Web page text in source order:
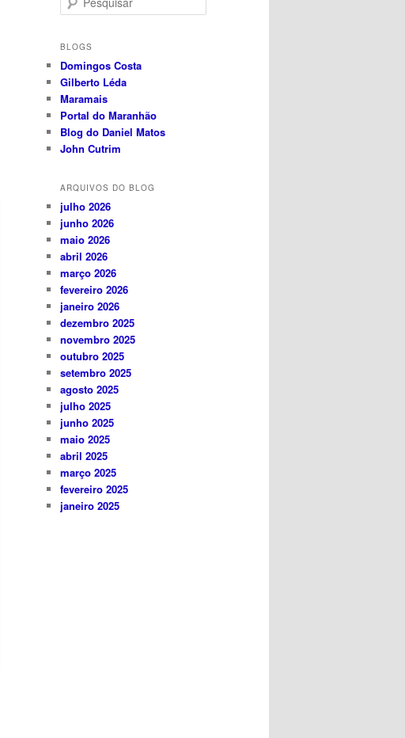
e
q
i
s
a
r
BLOGS
Domingos Costa
Gilberto Léda
Maramais
Portal do Maranhão
Blog do Daniel Matos
John Cutrim
ARQUIVOS DO BLOG
julho 2026
junho 2026
maio 2026
abril 2026
março 2026
fevereiro 2026
janeiro 2026
dezembro 2025
novembro 2025
outubro 2025
setembro 2025
agosto 2025
julho 2025
junho 2025
maio 2025
abril 2025
março 2025
fevereiro 2025
janeiro 2025